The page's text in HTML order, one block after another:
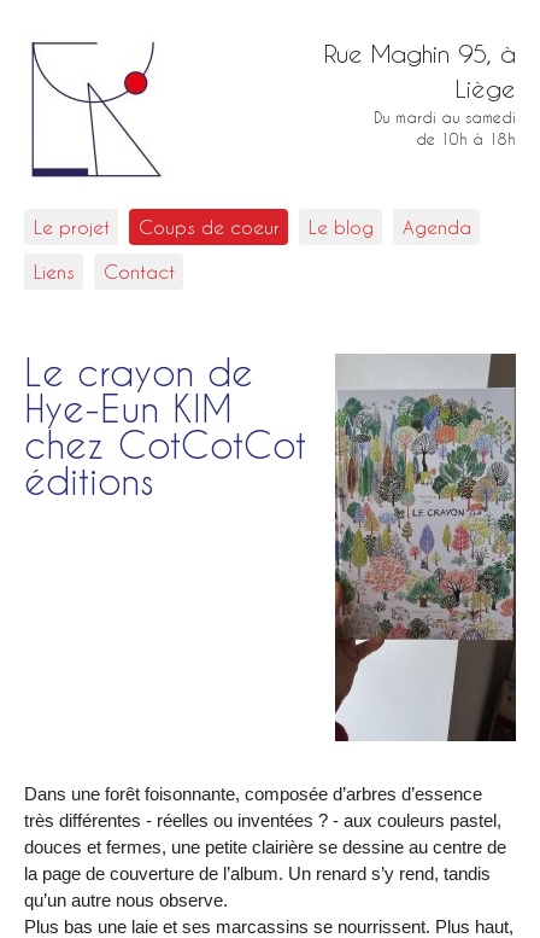
Rue Maghin 95, à
Liège
Du mardi au samedi
de 10h à 18h
Le projet Coups de coeur Le blog Agenda
Liens Contact
Le crayon de
Hye-Eun KIM
chez CotCotCot
éditions
Dans une forêt foisonnante, composée d’arbres d’essence
très différentes - réelles ou inventées ? - aux couleurs pastel,
douces et fermes, une petite clairière se dessine au centre de
la page de couverture de l’album. Un renard s’y rend, tandis
qu’un autre nous observe.
Plus bas une laie et ses marcassins se nourrissent. Plus haut,